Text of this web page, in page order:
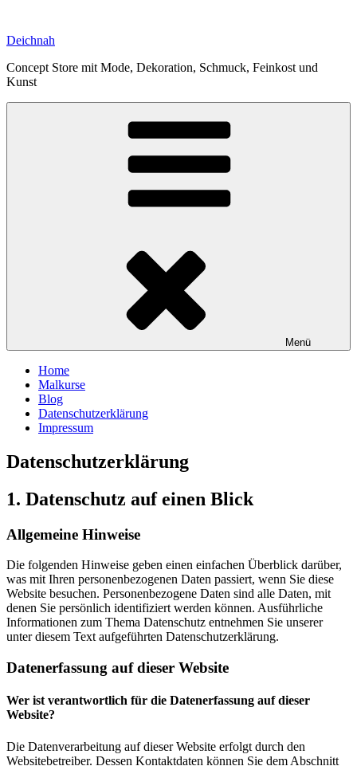
springen
Deichnah
Concept Store mit Mode, Dekoration, Schmuck, Feinkost und
Kunst
Menü
Home
Malkurse
Blog
Datenschutzerklärung
Impressum
Datenschutzerklärung
1. Datenschutz auf einen Blick
Allgemeine Hinweise
Die folgenden Hinweise geben einen einfachen Überblick darüber,
was mit Ihren personenbezogenen Daten passiert, wenn Sie diese
Website besuchen. Personenbezogene Daten sind alle Daten, mit
denen Sie persönlich identifiziert werden können. Ausführliche
Informationen zum Thema Datenschutz entnehmen Sie unserer
unter diesem Text aufgeführten Datenschutzerklärung.
Datenerfassung auf dieser Website
Wer ist verantwortlich für die Datenerfassung auf dieser
Website?
Die Datenverarbeitung auf dieser Website erfolgt durch den
Websitebetreiber. Dessen Kontaktdaten können Sie dem Abschnitt